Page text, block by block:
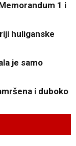
Memorandum 1 i
huliganske
je samo
i duboko